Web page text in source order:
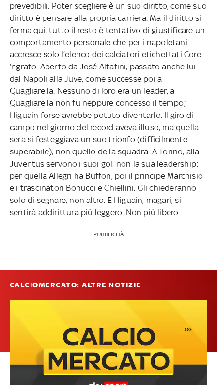
prevedibili. Poter scegliere è un suo diritto, come suo
diritto è pensare alla propria carriera. Ma il diritto si
ferma qui, tutto il resto è tentativo di giustificare un
comportamento personale che per i napoletani
accresce solo l’elenco dei calciatori etichettati Core
‘ngrato. Aperto da José Altafini, passato anche lui
dal Napoli alla Juve, come successe poi a
Quagliarella. Nessuno di loro era un leader, a
Quagliarella non fu neppure concesso il tempo;
Higuain forse avrebbe potuto diventarlo. Il giro di
campo nel giorno del record aveva illuso, ma quella
sera si festeggiava un suo trionfo (difficilmente
superabile), non quello della squadra. A Torino, alla
Juventus servono i suoi gol, non la sua leadership;
per quella Allegri ha Buffon, poi il principe Marchisio
e i trascinatori Bonucci e Chiellini. Gli chiederanno
solo di segnare, non altro. E Higuain, magari, si
sentirà addirittura più leggero. Non più libero.
PUBBLICITÀ
CALCIOMERCATO: ALTRE NOTIZIE